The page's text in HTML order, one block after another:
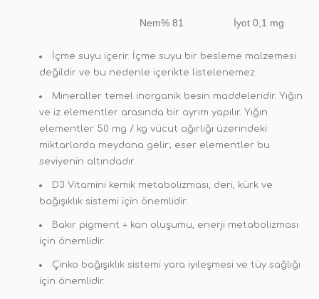
Nem% 81 İyot 0,1 mg
İçme suyu içerir. İçme suyu bir besleme malzemesi
değildir ve bu nedenle içerikte listelenemez.
Mineraller temel inorganik besin maddeleridir. Yığın
ve iz elementler arasında bir ayrım yapılır. Yığın
elementler 50 mg / kg vücut ağırlığı üzerindeki
miktarlarda meydana gelir; eser elementler bu
seviyenin altındadır.
D3 Vitamini kemik metabolizması, deri, kürk ve
bağışıklık sistemi için önemlidir.
Bakır pigment + kan oluşumu, enerji metabolizması
için önemlidir.
Çinko bağışıklık sistemi yara iyileşmesi ve tüy sağlığı
için önemlidir.